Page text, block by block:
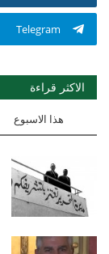
Telegram
الاكثر قراءة
هذا الاسبوع